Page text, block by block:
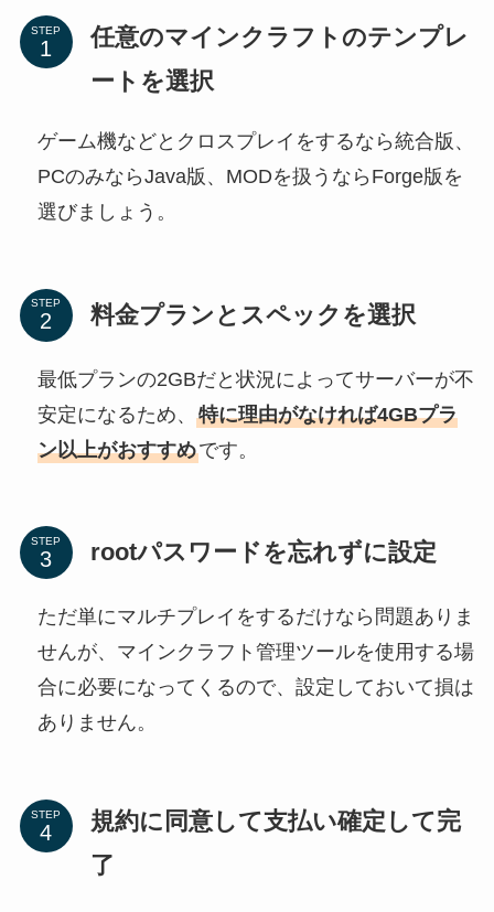
STEP
任意のマインクラフトのテンプレ
ートを選択
ゲーム機などとクロスプレイをするなら統合版、
PCのみならJava版、MODを扱うならForge版を
選びましょう。
STEP 料金プランとスペックを選択
最低プランの2GBだと状況によってサーバーが不
安定になるため、 特に理由がなければ4GBプラ
ン以上がおすすめです。
STEP rootパスワードを忘れずに設定
ただ単にマルチプレイをするだけなら問題ありま
せんが、マインクラフト管理ツールを使用する場
合に必要になってくるので、設定しておいて損は
ありません。
STEP
規約に同意して支払い確定して完
了